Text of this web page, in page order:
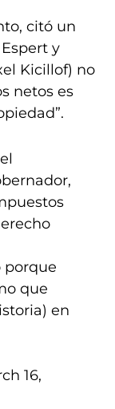
citó un
y
Kicillof) no
netos es
porque
que
en
16,